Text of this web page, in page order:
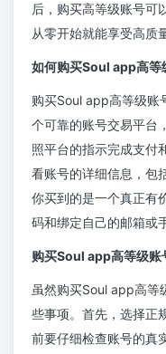
后，购买高等级账号可
从零开始就能享受高质
如何购买Soul app高等
购买Soul app高等级账
个可靠的账号交易平台
照平台的指示完成支付
看账号的详细信息，包
你买到的是一个真正有
码和绑定自己的邮箱或
购买Soul app高等级账
虽然购买Soul app高等
些事项。首先，选择正
前要仔细检查账号的真